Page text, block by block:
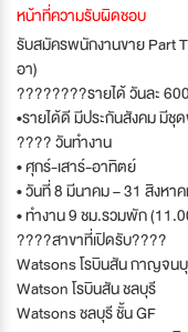
หน้าที่ความรับผิดชอบ
รับสมัครพนักงานขาย Part
อา)
????????รายได้ วันละ
•รายได้ดี มีประกันสังคม มีชุ
???? วันทำงาน
• ศุกร์-เสาร์-อาทิตย์
• วันที่ 8 มีนาคม – 31 สิงหา
• ทำงาน 9 ชม.รวมพัก
????สาขาที่เปิดรับ????
Watsons โรบินสัน กาญจน
Watson โรบินสัน ชลบุรี
Watsons ชลบุรี ชั้น GF